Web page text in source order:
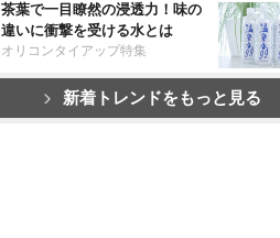
茶葉で一目瞭然の浸透力！味の
違いに衝撃を受ける水とは
オリコンタイアップ特集
新着トレンドをもっと見る